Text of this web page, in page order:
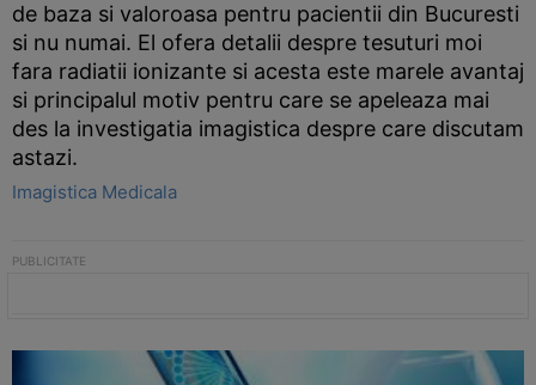
de baza si valoroasa pentru pacientii din Bucuresti
si nu numai. El ofera detalii despre tesuturi moi
fara radiatii ionizante si acesta este marele avantaj
si principalul motiv pentru care se apeleaza mai
des la investigatia imagistica despre care discutam
astazi.
Imagistica Medicala